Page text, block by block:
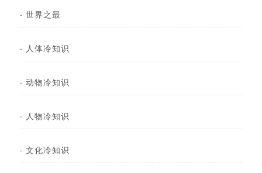
· 世界之最
· 人体冷知识
· 动物冷知识
· 人物冷知识
· 文化冷知识